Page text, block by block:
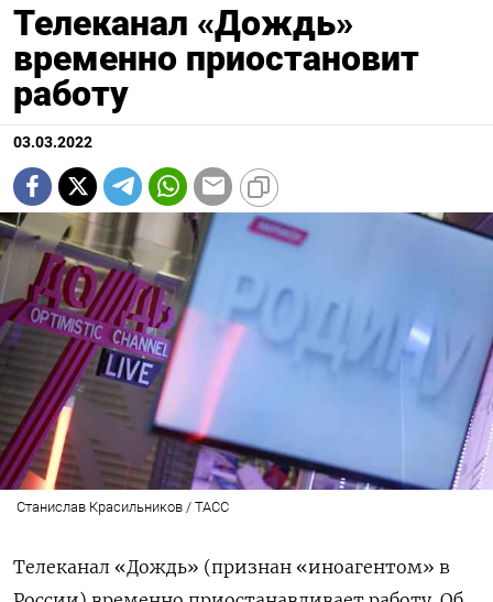
Телеканал «Дождь»
временно приостановит
работу
03.03.2022
Станислав Красильников / ТАСС
Телеканал «Дождь» (признан «иноагентом» в